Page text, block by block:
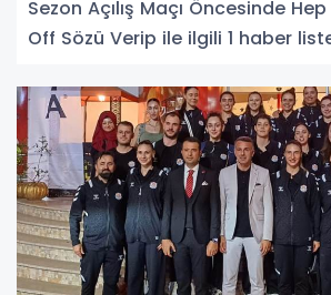
Sezon Açılış Maçı Öncesinde
Off Sözü Verip ile ilgili 1 haber